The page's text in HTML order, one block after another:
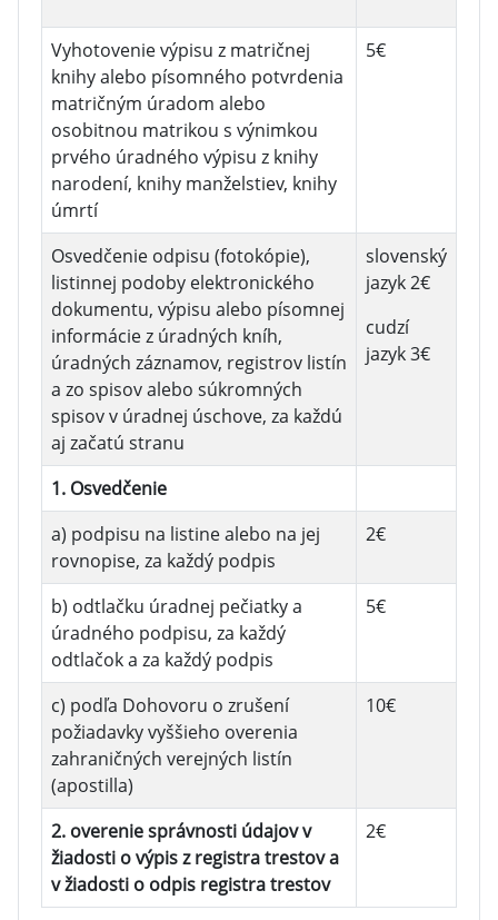
Vyhotovenie výpisu z matričnej
knihy alebo písomného potvrdenia
matričným úradom alebo
osobitnou matrikou s výnimkou
prvého úradného výpisu z knihy
narodení, knihy manželstiev, knihy
úmrtí
5€
Osvedčenie odpisu (fotokópie),
listinnej podoby elektronického
dokumentu, výpisu alebo písomnej
informácie z úradných kníh,
úradných záznamov, registrov listín
a zo spisov alebo súkromných
spisov v úradnej úschove, za každú
aj začatú stranu
slovenský
jazyk 2€
cudzí
jazyk 3€
1. Osvedčenie
a) podpisu na listine alebo na jej
rovnopise, za každý podpis
2€
b) odtlačku úradnej pečiatky a
úradného podpisu, za každý
odtlačok a za každý podpis
5€
c) podľa Dohovoru o zrušení
požiadavky vyššieho overenia
zahraničných verejných listín
(apostilla)
10€
2. overenie správnosti údajov v
žiadosti o výpis z registra trestov a
v žiadosti o odpis registra trestov
2€